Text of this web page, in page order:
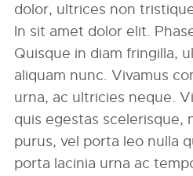
dolor, ultrices non
In sit amet dolor elit.
Quisque in diam fringilla,
aliquam nunc. Vivamus
urna, ac ultricies neque.
quis egestas scelerisque,
purus, vel porta leo nulla
porta lacinia urna ac